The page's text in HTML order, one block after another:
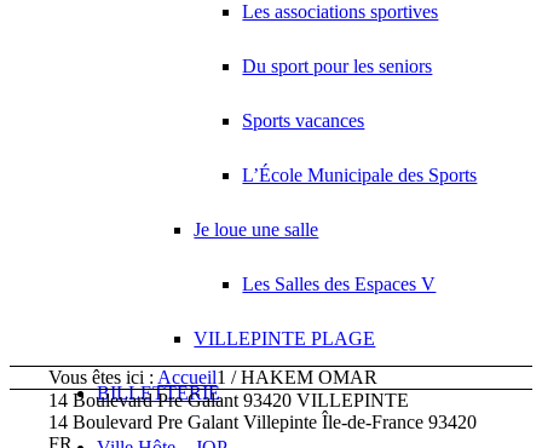
Les associations sportives
Du sport pour les seniors
Sports vacances
L’École Municipale des Sports
Je loue une salle
Les Salles des Espaces V
VILLEPINTE PLAGE
BILLETTERIE
Vous êtes ici : Accueil1 / HAKEM OMAR
14 Boulevard Pre Galant 93420 VILLEPINTE
14 Boulevard Pre Galant Villepinte Île-de-France 93420
FR